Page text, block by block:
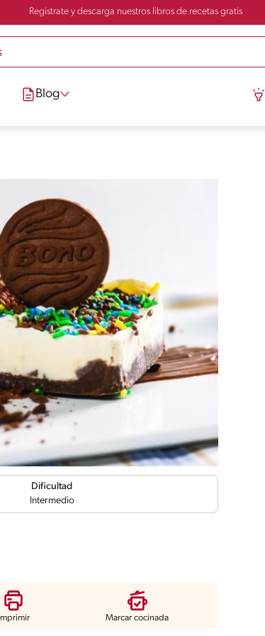
Registrate y descarga nuestros libros de recetas gratis
Blog
Dificultad
Intermedio
Imprimir Marcar cocinada